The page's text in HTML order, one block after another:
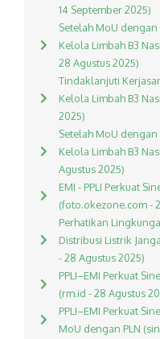
14 September 2025)
Setelah MoU dengan
Kelola Limbah B3
28 Agustus 2025)
Tindaklanjuti
Kelola Limbah B3
2025)
Setelah MoU dengan
Kelola Limbah B3
Agustus 2025)
EMI - PPLI Perkuat
(foto.okezone.com -
Perhatikan
Distribusi Listrik
- 28 Agustus 2025)
PPLI–EMI Perkuat
(rm.id - 28 Agustus
PPLI–EMI Perkuat
MoU dengan PLN